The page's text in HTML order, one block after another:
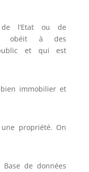
l’Etat ou de
obéit à des
et qui est
immobilier et
propriété. On
de données